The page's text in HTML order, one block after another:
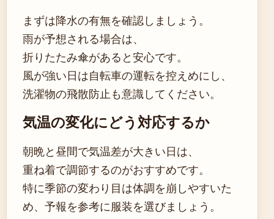
まずは降水の有無を確認しましょう。
雨が予想される場合は、
折りたたみ傘があると安心です。
風が強い日は自転車の運転を控えめにし、
洗濯物の飛散防止も意識してください。
気温の変化にどう対応するか
朝晩と昼間で気温差が大きい日は、
重ね着で調節するのがおすすめです。
特に季節の変わり目は体調を崩しやすいた
め、予報を参考に服装を選びましょう。